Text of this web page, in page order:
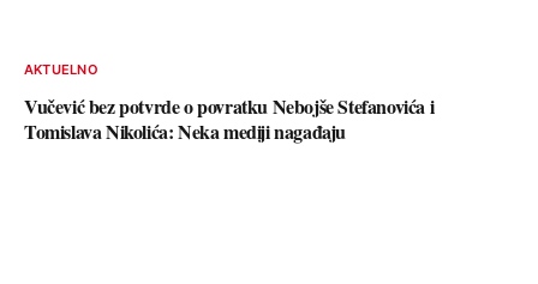
AKTUELNO
Vučević bez potvrde o povratku Nebojše Stefanovića i
Tomislava Nikolića: Neka mediji nagađaju